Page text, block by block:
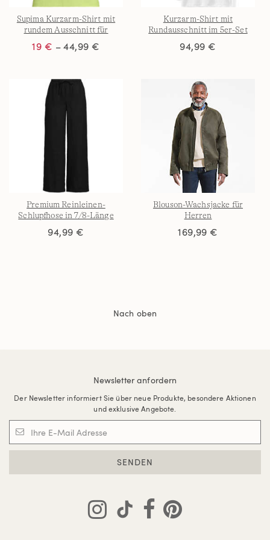
Supima Kurzarm-Shirt mit
rundem Ausschnitt für
19 € – 44,99 €
Kurzarm-Shirt mit
Rundausschnitt im 5er-Set
94,99 €
Premium Reinleinen-
Schlupfhose in 7/8-Länge
94,99 €
Blouson-Wachsjacke für
Herren
169,99 €
Nach oben
Newsletter anfordern
Der Newsletter informiert Sie über neue Produkte, besondere Aktionen
und exklusive Angebote.
SENDEN